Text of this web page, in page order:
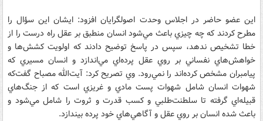
اين عضو حاضر در اجلاس وحدت اصولگرايان افزود: ايشان اين سؤال را
مطرح كردند كه چه چيزي باعث مي‌شود انسان منطبق بر عقل راه درست را از
خطا تشخيص ندهد، سپس در پاسخ توضيح دادند كه اولويت كشش‌ها و
خواهش‌هاي نفساني بر روي عقل پرده‌اي مي‌اندازد و انسان مسيري كه
پيامبران مشخص كرده‌اند را نمي‌رود. وي تصريح كرد: آيت‌الله مصباح گفت‌كه
شهوات انسان شامل شهوات پست مادي و غريزي است كه از جنگ‌هاي
قبيله‌اي گرفته تا سلطنت‌طلبي و كسب قدرت و ثروت را شامل مي‌شود و
باعث شده انسان بر روي عقل و آگاهي‌هاي خود پرده بيندازد.